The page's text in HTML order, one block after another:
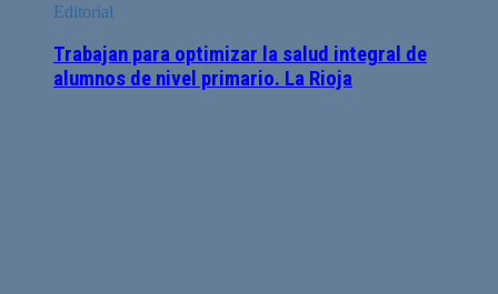
Editorial
Trabajan para optimizar la salud integral de
alumnos de nivel primario. La Rioja